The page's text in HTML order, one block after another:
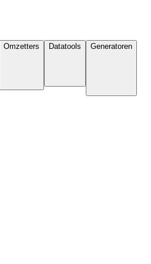
Omzetters Datatools Generatoren